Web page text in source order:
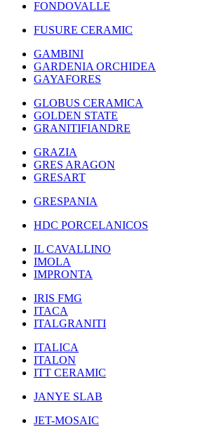
FONDOVALLE
FUSURE CERAMIC
GAMBINI
GARDENIA ORCHIDEA
GAYAFORES
GLOBUS CERAMICA
GOLDEN STATE
GRANITIFIANDRE
GRAZIA
GRES ARAGON
GRESART
GRESPANIA
HDC PORCELANICOS
IL CAVALLINO
IMOLA
IMPRONTA
IRIS FMG
ITACA
ITALGRANITI
ITALICA
ITALON
ITT CERAMIC
JANYE SLAB
JET-MOSAIC